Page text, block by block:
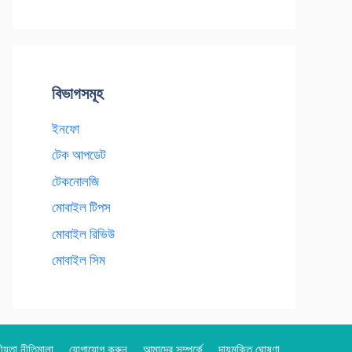
বিভাগসমূহ
ইনফো
টেক আপডেট
টেকনোলজি
মোবাইল টিপস
মোবাইল রিভিউ
মোবাইল সিম